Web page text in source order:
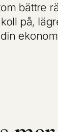
bättre
på,